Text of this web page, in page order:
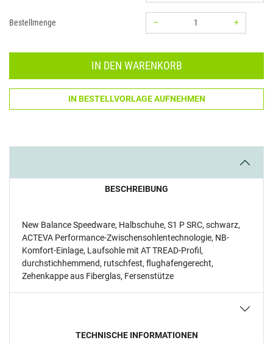
Bestellmenge –
+
IN DEN WARENKORB
IN BESTELLVORLAGE AUFNEHMEN
BESCHREIBUNG
New Balance Speedware, Halbschuhe, S1 P SRC, schwarz,
ACTEVA Performance-Zwischensohlentechnologie, NB-
Komfort-Einlage, Laufsohle mit AT TREAD-Profil,
durchstichhemmend, rutschfest, flughafengerecht,
Zehenkappe aus Fiberglas, Fersenstütze
TECHNISCHE INFORMATIONEN